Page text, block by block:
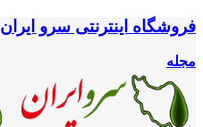
فروشگاه اینترنتی سرو ایران
مجله